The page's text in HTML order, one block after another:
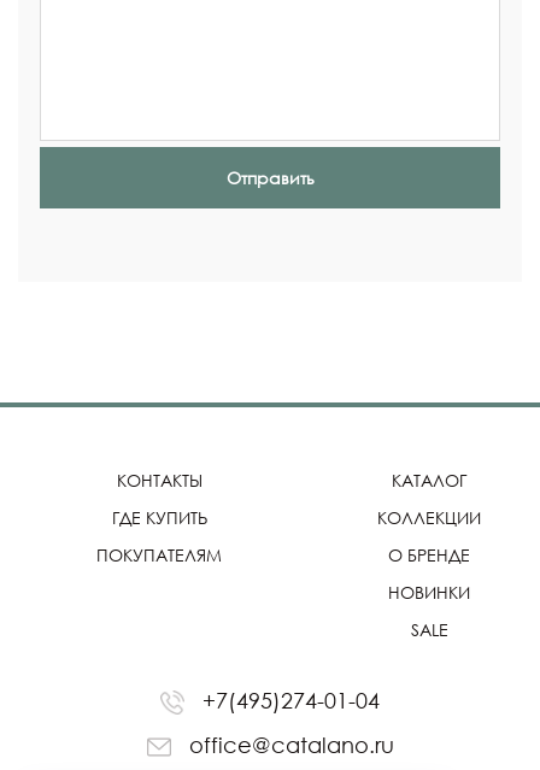
Отправить
КОНТАКТЫ
ГДЕ КУПИТЬ
ПОКУПАТЕЛЯМ
КАТАЛОГ
КОЛЛЕКЦИИ
О БРЕНДЕ
НОВИНКИ
SALE
+7(495)274-01-04
office@catalano.ru